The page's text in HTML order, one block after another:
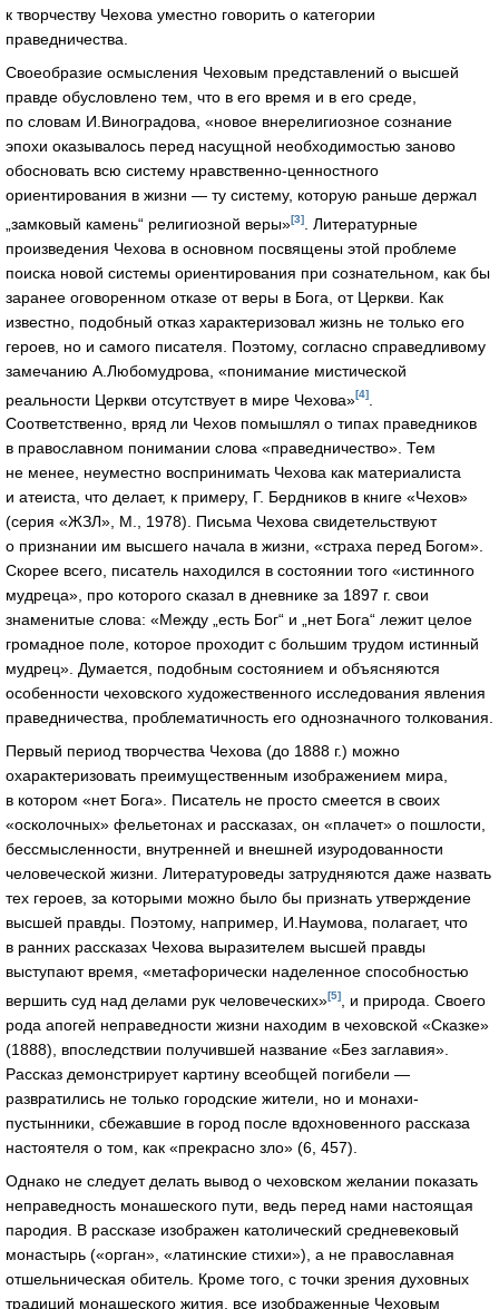
к творчеству Чехова уместно говорить о категории
праведничества.
Своеобразие осмысления Чеховым представлений о высшей
правде обусловлено тем, что в его время и в его среде,
по словам И.Виноградова, «новое внерелигиозное сознание
эпохи оказывалось перед насущной необходимостью заново
обосновать всю систему нравственно-ценностного
ориентирования в жизни — ту систему, которую раньше держал
„замковый камень“ религиозной веры»[3]
. Литературные
произведения Чехова в основном посвящены этой проблеме
поиска новой системы ориентирования при сознательном, как бы
заранее оговоренном отказе от веры в Бога, от Церкви. Как
известно, подобный отказ характеризовал жизнь не только его
героев, но и самого писателя. Поэтому, согласно справедливому
замечанию А.Любомудрова, «понимание мистической
реальности Церкви отсутствует в мире Чехова»[4]
Соответственно, вряд ли Чехов помышлял о типах праведников
в православном понимании слова «праведничество». Тем
не менее, неуместно воспринимать Чехова как материалиста
и атеиста, что делает, к примеру, Г. Бердников в книге «Чехов»
(серия «ЖЗЛ», М., 1978). Письма Чехова свидетельствуют
о признании им высшего начала в жизни, «страха перед Богом».
Скорее всего, писатель находился в состоянии того «истинного
мудреца», про которого сказал в дневнике за 1897 г. свои
знаменитые слова: «Между „есть Бог“ и „нет Бога“ лежит целое
громадное поле, которое проходит с большим трудом истинный
мудрец». Думается, подобным состоянием и объясняются
особенности чеховского художественного исследования явления
праведничества, проблематичность его однозначного толкования.
Первый период творчества Чехова (до 1888 г.) можно
охарактеризовать преимущественным изображением мира,
в котором «нет Бога». Писатель не просто смеется в своих
«осколочных» фельетонах и рассказах, он «плачет» о пошлости,
бессмысленности, внутренней и внешней изуродованности
человеческой жизни. Литературоведы затрудняются даже назвать
тех героев, за которыми можно было бы признать утверждение
высшей правды. Поэтому, например, И.Наумова, полагает, что
в ранних рассказах Чехова выразителем высшей правды
выступают время, «метафорически наделенное способностью
вершить суд над делами рук человеческих»[5]
, и природа. Своего
рода апогей неправедности жизни находим в чеховской «Сказке»
(1888), впоследствии получившей название «Без заглавия».
Рассказ демонстрирует картину всеобщей погибели —
развратились не только городские жители, но и монахи-
пустынники, сбежавшие в город после вдохновенного рассказа
настоятеля о том, как «прекрасно зло» (6, 457).
Однако не следует делать вывод о чеховском желании показать
неправедность монашеского пути, ведь перед нами настоящая
пародия. В рассказе изображен католический средневековый
монастырь («орган», «латинские стихи»), а не православная
отшельническая обитель. Кроме того, с точки зрения духовных
традиций монашеского жития, все изображенные Чеховым